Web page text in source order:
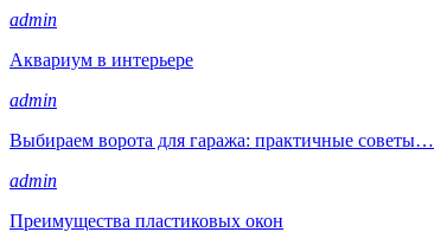
admin
Аквариум в интерьере
admin
Выбираем ворота для гаража: практичные советы…
admin
Преимущества пластиковых окон